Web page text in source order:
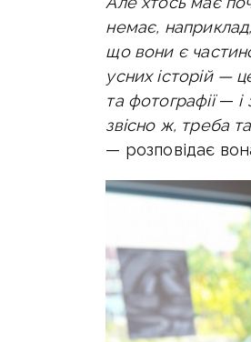
немає,
що вони є
усних історій —
та фотографії—
звісно ж, треба
— розповідає